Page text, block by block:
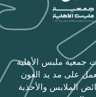
جمعية ملبس الأهلية
ترخيص (١٠٠٠٧٥٣٤٠٠) تعمل على مد يد العون
الملابس والأحذية